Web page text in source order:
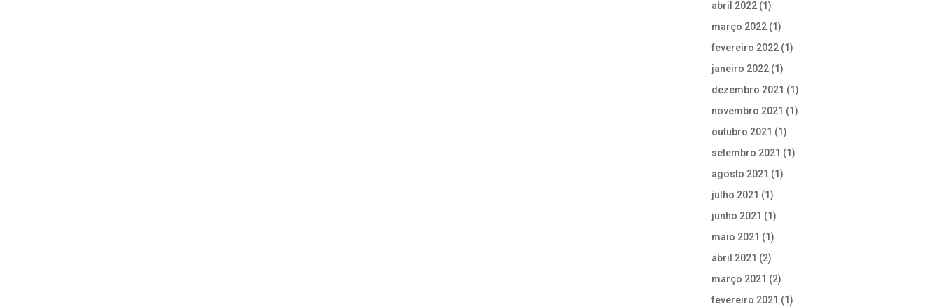
abril 2022 (1)
março 2022 (1)
fevereiro 2022 (1)
janeiro 2022 (1)
dezembro 2021 (1)
novembro 2021 (1)
outubro 2021 (1)
setembro 2021 (1)
agosto 2021 (1)
julho 2021 (1)
junho 2021 (1)
maio 2021 (1)
abril 2021 (2)
março 2021 (2)
fevereiro 2021 (1)